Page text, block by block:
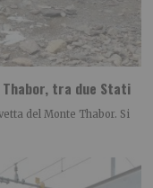
tra due Stati
del Monte Thabor. Si